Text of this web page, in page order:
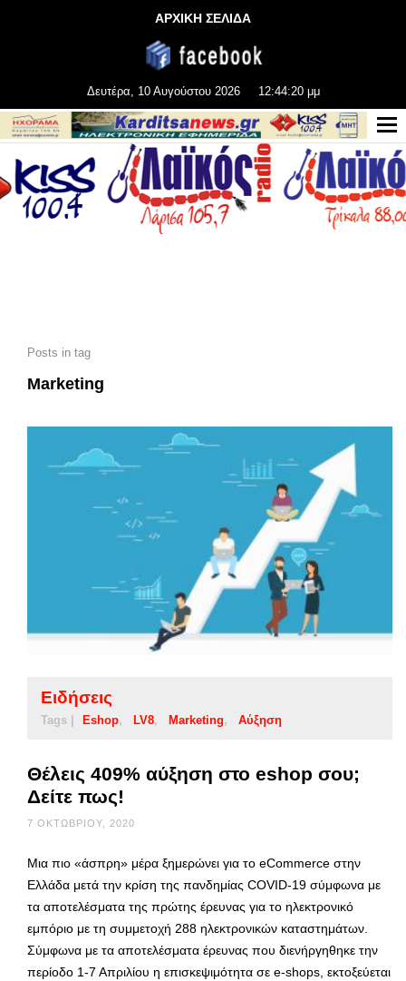
ΑΡΧΙΚΗ ΣΕΛΙΔΑ
Δευτέρα, 10 Αυγούστου 2026 12:44:20 μμ
Posts in tag
Marketing
Ειδήσεις
Tags | Eshop LV8 Marketing Αύξηση
Θέλεις 409% αύξηση στο eshop σου;
Δείτε πως!
7 ΟΚΤΩΒΡΊΟΥ, 2020
Μια πιο «άσπρη» μέρα ξημερώνει για το eCommerce στην
Ελλάδα μετά την κρίση της πανδημίας COVID-19 σύμφωνα με
τα αποτελέσματα της πρώτης έρευνας για το ηλεκτρονικό
εμπόριο με τη συμμετοχή 288 ηλεκτρονικών καταστημάτων.
Σύμφωνα με τα αποτελέσματα έρευνας που διενήργηθηκε την
περίοδο 1-7 Απριλίου η επισκεψιμότητα σε e-shops, εκτοξεύεται